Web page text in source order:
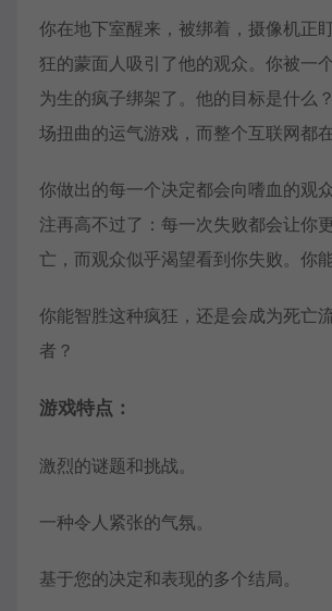
你在地下室醒来，被绑着，摄像机正
狂的蒙面人吸引了他的观众。你被一
为生的疯子绑架了。他的目标是什么
场扭曲的运气游戏，而整个互联网都
你做出的每一个决定都会向嗜血的观
注再高不过了：每一次失败都会让你
亡，而观众似乎渴望看到你失败。你
你能智胜这种疯狂，还是会成为死亡
者？
游戏特点：
激烈的谜题和挑战。
一种令人紧张的气氛。
基于您的决定和表现的多个结局。